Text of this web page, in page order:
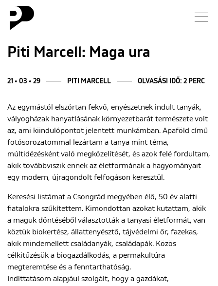
Hírek
Blog
Rólunk
Piti Marcell: Maga ura
21 • 03 • 29 PITI MARCELL OLVASÁSI IDŐ: 2 PERC
Az egymástól elszórtan fekvő, enyészetnek indult tanyák,
vályogházak hanyatlásának környezetbarát természete volt
az, ami kiindulópontot jelentett munkámban. Apaföld című
fotósorozatommal lezártam a tanya mint téma,
múltidézésként való megközelítését, és azok felé fordultam,
akik továbbviszik ennek az életformának a hagyományait
egy modern, újragondolt felfogáson keresztül.
Keresési listámat a Csongrád megyében élő, 50 év alatti
fiatalokra szűkítettem. Kimondottan azokat kutattam, akik
a maguk döntéséből választották a tanyasi életformát, van
köztük biokertész, állattenyésztő, tájvédelmi őr, fazekas,
akik mindemellett családanyák, családapák. Közös
célkitűzésük a biogazdálkodás, a permakultúra
megteremtése és a fenntarthatóság.
Indíttatásom alapjául szolgált, hogy a gazdákat,